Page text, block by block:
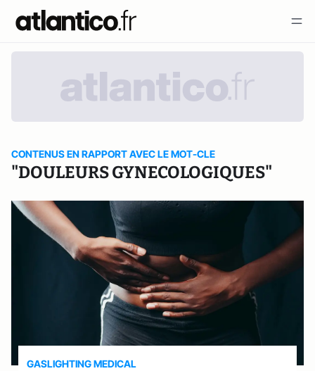
CONTENUS EN RAPPORT AVEC LE MOT-CLE
"DOULEURS GYNECOLOGIQUES"
GASLIGHTING MEDICAL